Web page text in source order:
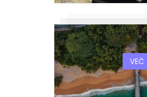
VEČ